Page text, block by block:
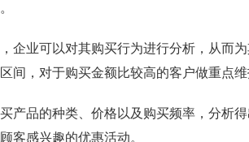
企业可以对其购买行为进行分析，从而
间，对于购买金额比较高的客户做重点
产品的种类、价格以及购买频率，分析
客感兴趣的优惠活动。